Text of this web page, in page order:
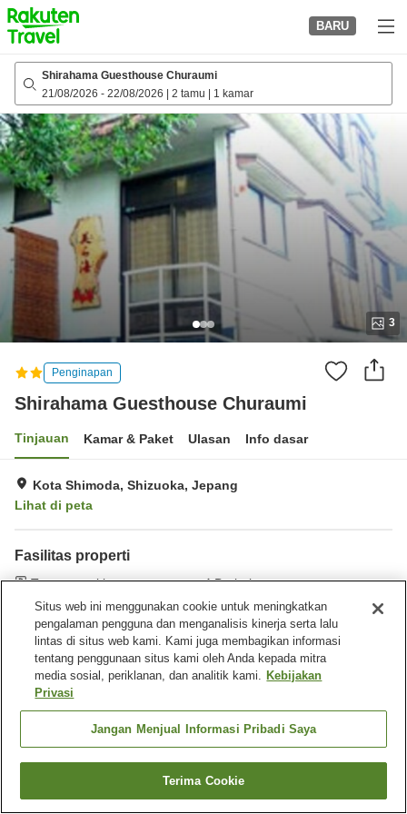
to
top
page
BARU
Shirahama Guesthouse Churaumi
21/08/2026 - 22/08/2026 2 tamu 1 kamar
3
Penginapan
Shirahama Guesthouse Churaumi
Tinjauan Kamar & Paket Ulasan Info dasar
Kota Shimoda, Shizuoka, Jepang
Lihat di peta
Fasilitas properti
Tempat parkir Barbekyu
Beranda Jepang Shizuoka
Kota Shimoda
Shirahama Guesthouse Churaumi
Cari kamar
Situs web ini menggunakan cookie untuk meningkatkan
pengalaman pengguna dan menganalisis kinerja serta lalu
lintas di situs web kami. Kami juga membagikan informasi
tentang penggunaan situs kami oleh Anda kepada mitra
media sosial, periklanan, dan analitik kami. Kebijakan
Privasi
Jangan Menjual Informasi Pribadi Saya
Terima Cookie